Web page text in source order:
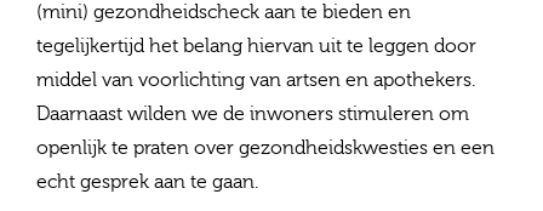
(mini) gezondheidscheck aan te bieden en
tegelijkertijd het belang hiervan uit te leggen door
middel van voorlichting van artsen en apothekers.
Daarnaast wilden we de inwoners stimuleren om
openlijk te praten over gezondheidskwesties en een
echt gesprek aan te gaan.